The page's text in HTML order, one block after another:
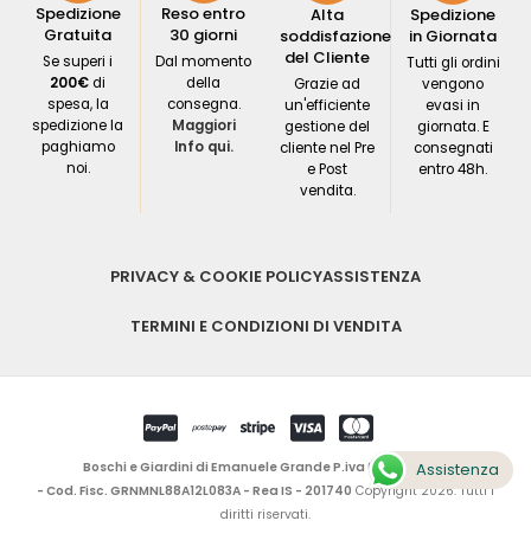
Spedizione
Gratuita
Se superi i
200€di
spesa, la
spedizione la
paghiamo
noi.
Reso entro
30 giorni
Dal momento
della
consegna.
Maggiori
Info qui.
Alta
soddisfazione
del Cliente
Grazie ad
un'efficiente
gestione del
cliente nel Pre
e Post
vendita.
Spedizione
in Giornata
Tutti gli ordini
vengono
evasi in
giornata. E
consegnati
entro 48h.
PRIVACY & COOKIE POLICYASSISTENZA
TERMINI E CONDIZIONI DI VENDITA
Boschi e Giardini di Emanuele Grande P.iva 04171950613
- Cod. Fisc. GRNMNL88A12L083A - Rea IS - 201740 Copyright 2026. Tutti i
diritti riservati.
Assistenza